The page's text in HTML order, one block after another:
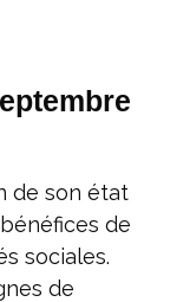
de son état
de
sociales.
de